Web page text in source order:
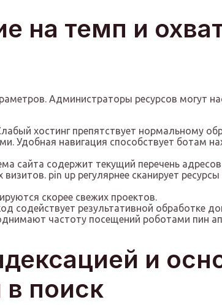
на темп и
Администраторы ресурсов могут
хостинг препятствует нормальному
Удобная навигация способствует ботам
сайта содержит текущий перечень
pin up регулярнее сканирует ресурсы
скорее свежих проектов.
содействует результативной обработке
частоту посещений роботами пин
и
поиск